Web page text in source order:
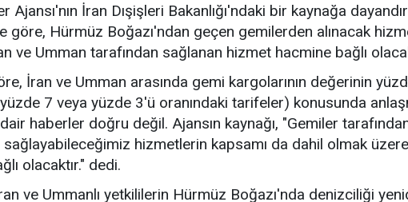
Ajansı'nın İran Dışişleri Bakanlığı'ndaki bir kaynağa
göre, Hürmüz Boğazı'ndan geçen gemilerden alınacak
ve Umman tarafından sağlanan hizmet hacmine bağlı
İran ve Umman arasında gemi kargolarının değerinin
7 veya yüzde 3'ü oranındaki tarifeler) konusunda
haberler doğru değil. Ajansın kaynağı, "Gemiler
sağlayabileceğimiz hizmetlerin kapsamı da dahil olmak
olacaktır." dedi.
ve Ummanlı yetkililerin Hürmüz Boğazı'nda denizciliği